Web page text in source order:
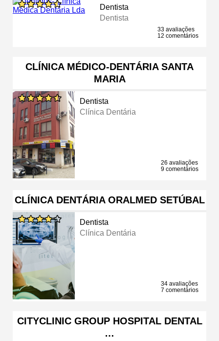
Dentista
Dentista
33 avaliações
12 comentários
CLÍNICA MÉDICO-DENTÁRIA SANTA
MARIA
Dentista
Clínica Dentária
26 avaliações
9 comentários
CLÍNICA DENTÁRIA ORALMED SETÚBAL
Dentista
Clínica Dentária
34 avaliações
7 comentários
CITYCLINIC GROUP HOSPITAL DENTAL
…